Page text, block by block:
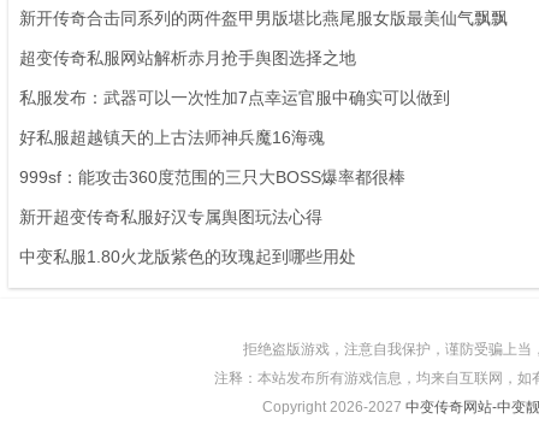
新开传奇合击同系列的两件盔甲男版堪比燕尾服女版最美仙气飘飘
超变传奇私服网站解析赤月抢手舆图选择之地
私服发布：武器可以一次性加7点幸运官服中确实可以做到
好私服超越镇天的上古法师神兵魔16海魂
999sf：能攻击360度范围的三只大BOSS爆率都很棒
新开超变传奇私服好汉专属舆图玩法心得
中变私服1.80火龙版紫色的玫瑰起到哪些用处
拒绝盗版游戏，注意自我保护，谨防受骗上
注释：本站发布所有游戏信息，均来自互联网，
Copyright 2026-2027 中变传奇网站-中变